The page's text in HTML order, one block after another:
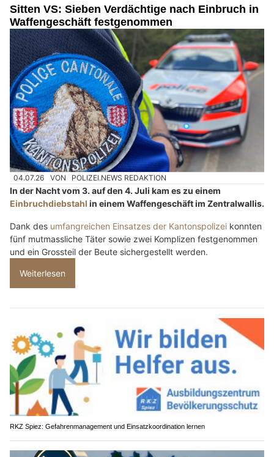
Sitten VS: Sieben Verdächtige nach Einbruch in
Waffengeschäft festgenommen
04.07.26 VON POLIZEI.NEWS REDAKTION
In der Nacht vom 3. auf den 4. Juli kam es zu einem
Einbruchdiebstahl in einem Waffengeschäft im Zentralwallis.
Dank des umfangreichen Einsatzes der Kantonspolizei konnten
fünf mutmassliche Täter sowie zwei Komplizen festgenommen
und ein Grossteil der Beute sichergestellt werden.
Weiterlesen
RKZ Spiez: Gefahrenmanagement und Einsatzkoordination lernen